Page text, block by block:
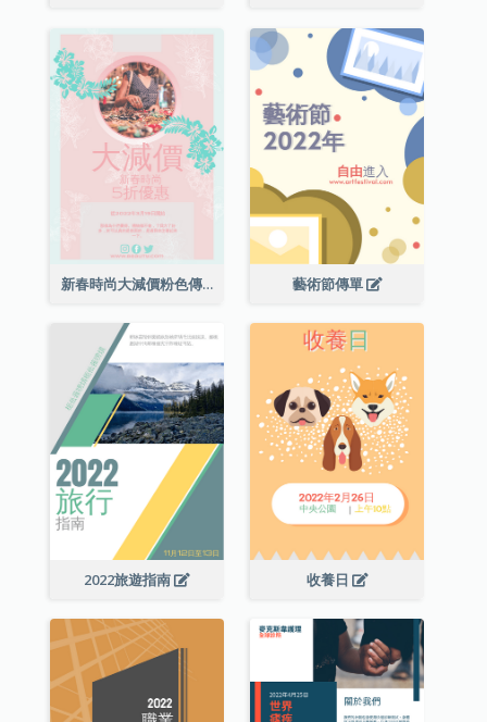
新春時尚大減價粉色傳單 藝術節傳單
2022旅遊指南 收養日